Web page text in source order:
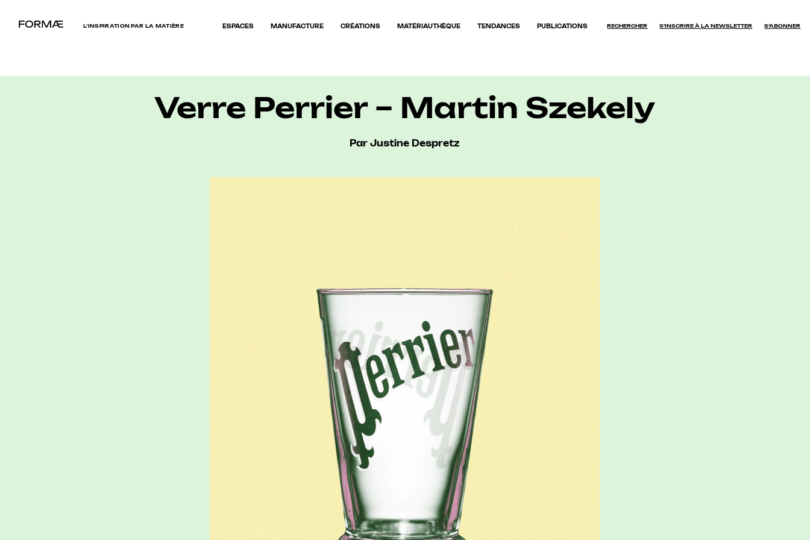
L’INSPIRATION PAR LA MATIÈRE ESPACES MANUFACTURE CRÉATIONS MATÉRIAUTHÈQUE TENDANCES PUBLICATIONS RECHERCHER S'INSCRIRE À LA NEWSLETTER S’ABONNER
Verre Perrier – Martin Szekely
Par Justine Despretz